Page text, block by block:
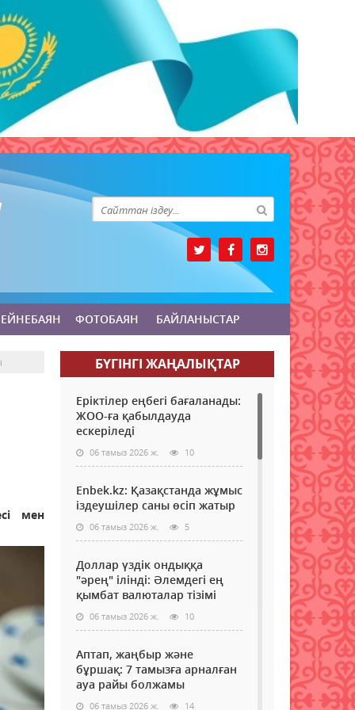
ФОТОБАЯН БАЙЛАНЫСТАР
мен
БҮГІНГI ЖАҢАЛЫҚТАР
Еріктілер еңбегі бағаланады:
ЖОО-ға қабылдауда
ескеріледі
06 тамыз 2026 ж. 10
Enbek.kz: Қазақстанда жұмыс
іздеушілер саны өсіп жатыр
06 тамыз 2026 ж. 5
Доллар үздік ондыққа
"әрең" ілінді: Әлемдегі ең
қымбат валюталар тізімі
06 тамыз 2026 ж. 10
Аптап, жаңбыр және
бұршақ: 7 тамызға арналған
ауа райы болжамы
06 тамыз 2026 ж. 14